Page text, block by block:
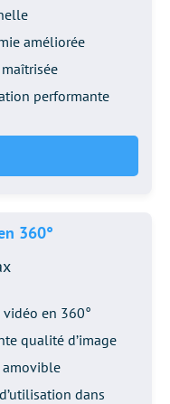
améliorée
performante
360°
vidéo en 360°
qualité d’image
amovible
dans